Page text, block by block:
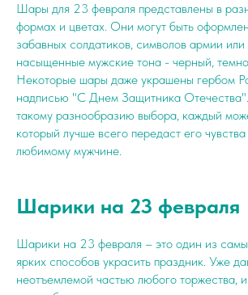
Шары для 23 февраля представлены в
формах и цветах. Они могут быть
забавных солдатиков, символов армии
насыщенные мужские тона - черный,
Некоторые шары даже украшены гербом
надписью "С Днем Защитника
такому разнообразию выбора, каждый
который лучше всего передаст его
любимому мужчине.
Шарики на 23 февраля
Шарики на 23 февраля – это один из
ярких способов украсить праздник. Уже
неотъемлемой частью любого торжества,